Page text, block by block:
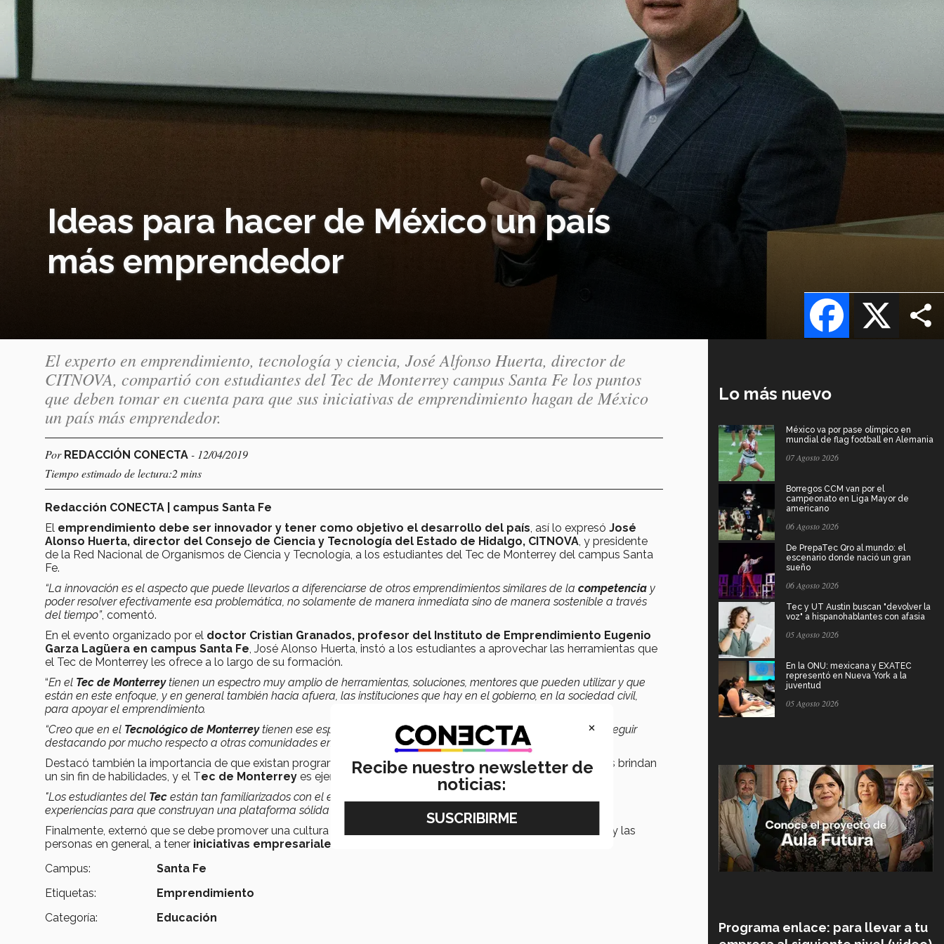
Ideas para hacer de México un país
más emprendedor
X
Facebook
El experto en emprendimiento, tecnología y ciencia, José Alfonso Huerta, director de
CITNOVA, compartió con estudiantes del Tec de Monterrey campus Santa Fe los puntos
que deben tomar en cuenta para que sus iniciativas de emprendimiento hagan de México
un país más emprendedor.
Por REDACCIÓN CONECTA - 12/04/2019
Tiempo estimado de lectura:2 mins
Redacción CONECTA | campus Santa Fe
El emprendimiento debe ser innovador y tener como objetivo el desarrollo del país , así lo expresó José
Alonso Huerta, director del Consejo de Ciencia y Tecnología del Estado de Hidalgo, CITNOVA , y presidente
de la Red Nacional de Organismos de Ciencia y Tecnología, a los estudiantes del Tec de Monterrey del campus Santa
Fe.
“La innovación es el aspecto que puede llevarlos a diferenciarse de otros emprendimientos similares de la competencia y
poder resolver efectivamente esa problemática, no solamente de manera inmediata sino de manera sostenible a través
del tiempo”, comentó.
En el evento organizado por el doctor Cristian Granados, profesor del Instituto de Emprendimiento Eugenio
Garza Lagüera en campus Santa Fe , José Alonso Huerta, instó a los estudiantes a aprovechar las herramientas que
el Tec de Monterrey les ofrece a lo largo de su formación.
“En el Tec de Monterreytienen un espectro muy amplio de herramientas, soluciones, mentores que pueden utilizar y que
están en este enfoque, y en general también hacia afuera, las instituciones que hay en el gobierno, en la sociedad civil,
para apoyar el emprendimiento.
“Creo que en el Tecnológico de Monterreytienen ese espíritu y si lo enfocan hacia el tema de innovación, van a seguir
destacando por mucho respecto a otras comunidades en el país”, agregó.
Destacó también la importancia de que existan programas de emprendimiento para los jóvenes, los cuales les brindan
un sin fin de habilidades, y el Tec de Monterrey es ejemplo de ello.
"Los estudiantes del Tec están tan familiarizados con el emprendimiento, tienen esta apertura a escuchar voces y
experiencias para que construyan una plataforma sólida sobre la cual puedan plantar sus iniciativas", afirmó.
Finalmente, externó que se debe promover una cultura de emprendimiento para sensibilizar a los estudiantes y las
personas en general, a tener iniciativas empresariales.
Campus:
Santa Fe
Etiquetas:
Emprendimiento
Categoría:
Educación
Lo más nuevo
México va por pase olímpico en
mundial de flag football en Alemania
07 Agosto 2026
Borregos CCM van por el
campeonato en Liga Mayor de
americano
06 Agosto 2026
De PrepaTec Qro al mundo: el
escenario donde nació un gran
sueño
06 Agosto 2026
Tec y UT Austin buscan "devolver la
voz" a hispanohablantes con afasia
05 Agosto 2026
En la ONU: mexicana y EXATEC
representó en Nueva York a la
juventud
05 Agosto 2026
Programa enlace: para llevar a tu
×
Recibe nuestro newsletter de
noticias: